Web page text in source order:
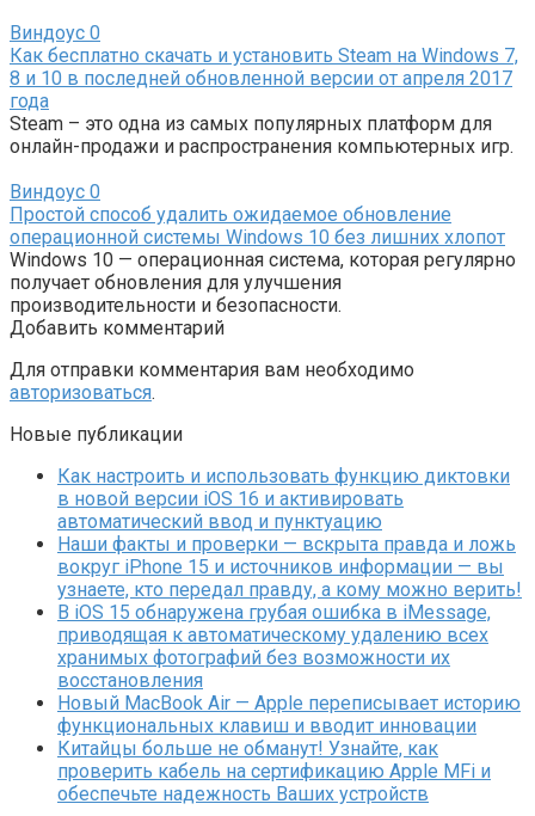
Виндоус 0
Как бесплатно скачать и установить Steam на Windows 7,
8 и 10 в последней обновленной версии от апреля 2017
года
Steam – это одна из самых популярных платформ для
онлайн-продажи и распространения компьютерных игр.
Виндоус 0
Простой способ удалить ожидаемое обновление
операционной системы Windows 10 без лишних хлопот
Windows 10 — операционная система, которая регулярно
получает обновления для улучшения
производительности и безопасности.
Добавить комментарий
Для отправки комментария вам необходимо
авторизоваться.
Новые публикации
Как настроить и использовать функцию диктовки
в новой версии iOS 16 и активировать
автоматический ввод и пунктуацию
Наши факты и проверки — вскрыта правда и ложь
вокруг iPhone 15 и источников информации — вы
узнаете, кто передал правду, а кому можно верить!
В iOS 15 обнаружена грубая ошибка в iMessage,
приводящая к автоматическому удалению всех
хранимых фотографий без возможности их
восстановления
Новый MacBook Air — Apple переписывает историю
функциональных клавиш и вводит инновации
Китайцы больше не обманут! Узнайте, как
проверить кабель на сертификацию Apple MFi и
обеспечьте надежность Ваших устройств